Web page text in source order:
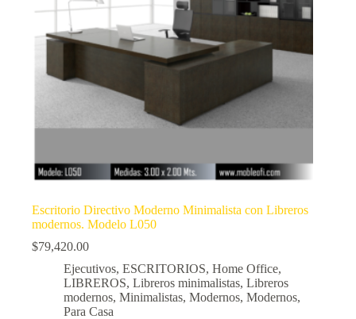
Escritorio Directivo Moderno Minimalista con Libreros
modernos. Modelo L050
$79,420.00
Ejecutivos, ESCRITORIOS, Home Office,
LIBREROS, Libreros minimalistas, Libreros
modernos, Minimalistas, Modernos, Modernos,
Para Casa